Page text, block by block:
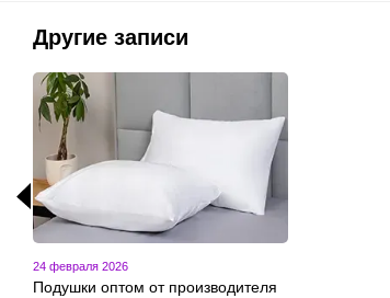
Другие записи
24 февраля 2026
Подушки оптом от производителя